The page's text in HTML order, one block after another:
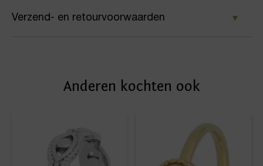
Kleur
Minimalistische ringen
Verzend- en retourvoorwaarden
afleveradres. Voor geplaatste bestellingen geldt bij
Anderen kochten ook